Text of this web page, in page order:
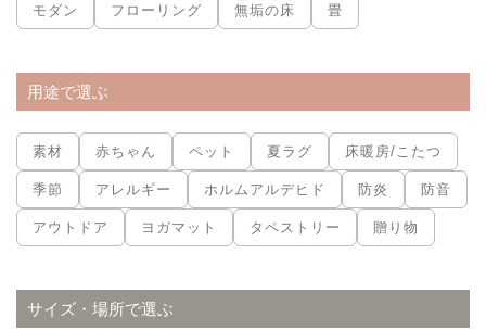
モダン フローリング 無垢の床 畳
用途で選ぶ
素材 赤ちゃん ペット 夏ラグ 床暖房/こたつ
季節 アレルギー ホルムアルデヒド 防炎 防音
アウトドア ヨガマット タペストリー 贈り物
サイズ・場所で選ぶ